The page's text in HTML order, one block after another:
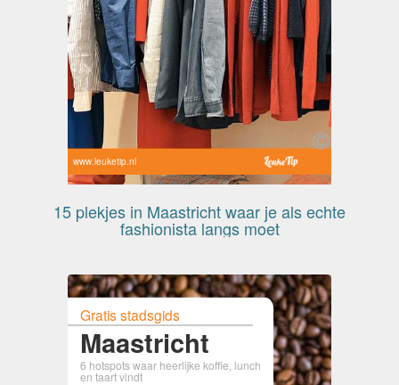
www.leuketip.nl
15 plekjes in Maastricht waar je als echte
fashionista langs moet
Gratis stadsgids
Maastricht
6 hotspots waar heerlijke koffie, lunch
en taart vindt